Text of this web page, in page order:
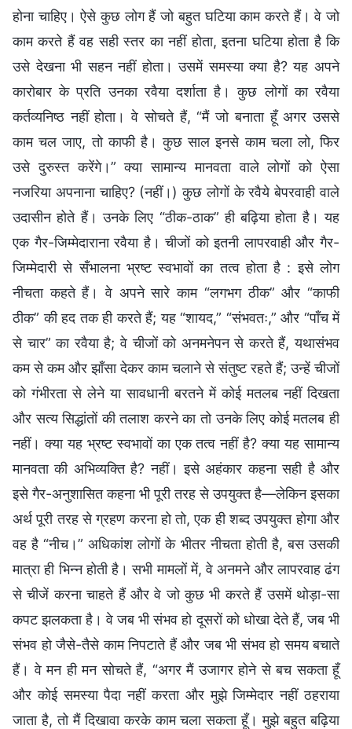
होना चाहिए। ऐसे कुछ लोग हैं जो बहुत घटिया काम करते हैं। वे जो
काम करते हैं वह सही स्तर का नहीं होता, इतना घटिया होता है कि
उसे देखना भी सहन नहीं होता। उसमें समस्या क्या है? यह अपने
कारोबार के प्रति उनका रवैया दर्शाता है। कुछ लोगों का रवैया
कर्तव्यनिष्ठ नहीं होता। वे सोचते हैं, “मैं जो बनाता हूँ अगर उससे
काम चल जाए, तो काफी है। कुछ साल इनसे काम चला लो, फिर
उसे दुरुस्त करेंगे।” क्या सामान्य मानवता वाले लोगों को ऐसा
नजरिया अपनाना चाहिए? (नहीं।) कुछ लोगों के रवैये बेपरवाही वाले
उदासीन होते हैं। उनके लिए “ठीक-ठाक” ही बढ़िया होता है। यह
एक गैर-जिम्मेदाराना रवैया है। चीजों को इतनी लापरवाही और गैर-
जिम्मेदारी से सँभालना भ्रष्ट स्वभावों का तत्व होता है : इसे लोग
नीचता कहते हैं। वे अपने सारे काम “लगभग ठीक” और “काफी
ठीक” की हद तक ही करते हैं; यह “शायद,” “संभवतः,” और “पाँच में
से चार” का रवैया है; वे चीजों को अनमनेपन से करते हैं, यथासंभव
कम से कम और झाँसा देकर काम चलाने से संतुष्ट रहते हैं; उन्हें चीजों
को गंभीरता से लेने या सावधानी बरतने में कोई मतलब नहीं दिखता
और सत्य सिद्धांतों की तलाश करने का तो उनके लिए कोई मतलब ही
नहीं। क्या यह भ्रष्ट स्वभावों का एक तत्व नहीं है? क्या यह सामान्य
मानवता की अभिव्यक्ति है? नहीं। इसे अहंकार कहना सही है और
इसे गैर-अनुशासित कहना भी पूरी तरह से उपयुक्त है—लेकिन इसका
अर्थ पूरी तरह से ग्रहण करना हो तो, एक ही शब्द उपयुक्त होगा और
वह है “नीच।” अधिकांश लोगों के भीतर नीचता होती है, बस उसकी
मात्रा ही भिन्न होती है। सभी मामलों में, वे अनमने और लापरवाह ढंग
से चीजें करना चाहते हैं और वे जो कुछ भी करते हैं उसमें थोड़ा-सा
कपट झलकता है। वे जब भी संभव हो दूसरों को धोखा देते हैं, जब भी
संभव हो जैसे-तैसे काम निपटाते हैं और जब भी संभव हो समय बचाते
हैं। वे मन ही मन सोचते हैं, “अगर मैं उजागर होने से बच सकता हूँ
और कोई समस्या पैदा नहीं करता और मुझे जिम्मेदार नहीं ठहराया
जाता है, तो मैं दिखावा करके काम चला सकता हूँ। मुझे बहुत बढ़िया